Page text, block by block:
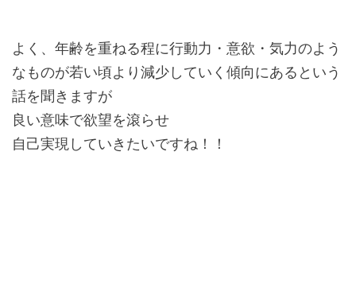
よく、年齢を重ねる程に行動力・意欲・気力のよう
なものが若い頃より減少していく傾向にあるという
話を聞きますが
良い意味で欲望を滾らせ
自己実現していきたいですね！！